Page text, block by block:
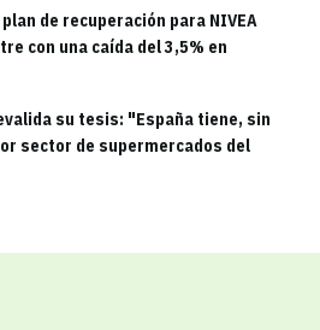
de recuperación para NIVEA
con una caída del 3,5% en
su tesis: "España tiene, sin
sector de supermercados del